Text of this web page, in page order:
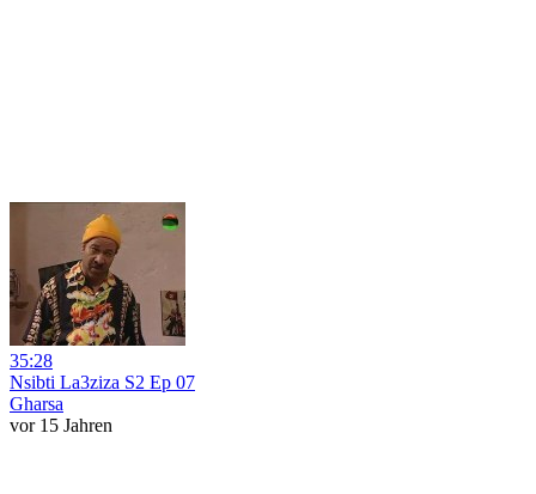
35:28
Nsibti La3ziza S2 Ep 07
Gharsa
vor 15 Jahren